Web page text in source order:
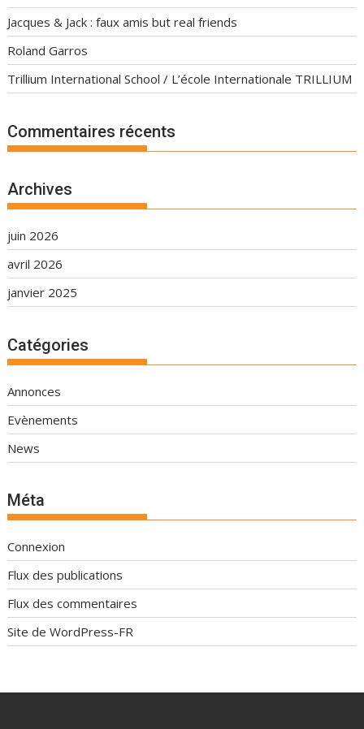
Jacques & Jack : faux amis but real friends
Roland Garros
Trillium International School / L’école Internationale TRILLIUM
Commentaires récents
Archives
juin 2026
avril 2026
janvier 2025
Catégories
Annonces
Evènements
News
Méta
Connexion
Flux des publications
Flux des commentaires
Site de WordPress-FR